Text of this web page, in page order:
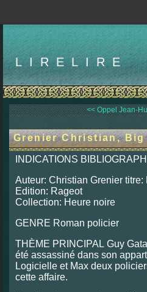
LIRELIRE
<< Oppel Jean-
Grenier Christian, Big
INDICATIONS
Auteur: Christian Grenier titre:
Edition: Rageot
Collection: Heure noire
GENRE Roman policier
THÈME PRINCIPAL Guy
été assassiné dans son
Logicielle et Max deux
cette affaire.